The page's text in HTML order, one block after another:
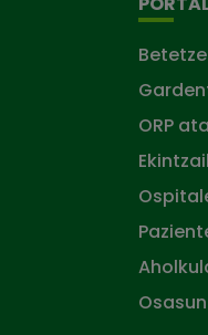
ORP